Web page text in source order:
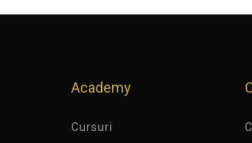
Academy
Cursuri